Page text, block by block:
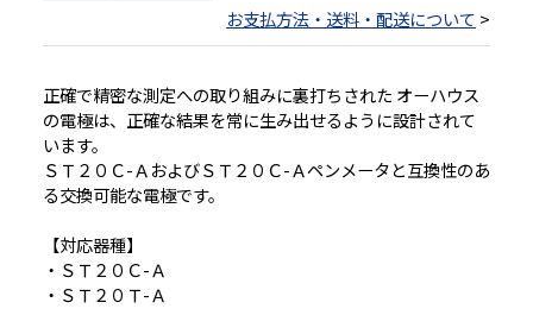
お支払方法・送料・配送について >
正確で精密な測定への取り組みに裏打ちされた オーハウス
の電極は、正確な結果を常に生み出せるように設計されて
います。
ＳＴ２０Ｃ-ＡおよびＳＴ２０Ｃ-Ａペンメータと互換性のあ
る交換可能な電極です。
【対応器種】
・ＳＴ２０Ｃ-Ａ
・ＳＴ２０Ｔ-Ａ